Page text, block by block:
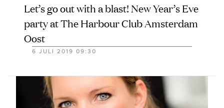
Let’s go out with a blast! New Year’s Eve
party at The Harbour Club Amsterdam
Oost
6 JULI 2019 09:30